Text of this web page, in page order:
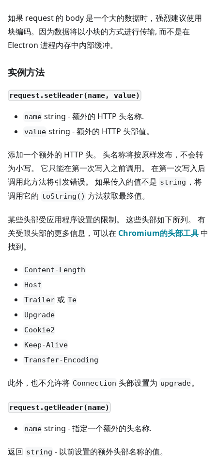
如果 request 的 body 是一个大的数据时，强烈建议使用
块编码。因为数据将以小块的方式进行传输, 而不是在
Electron 进程内存中内部缓冲。
实例方法
request.setHeader(name, value)
name string - 额外的 HTTP 头名称.
value string - 额外的 HTTP 头部值。
添加一个额外的 HTTP 头。 头名称将按原样发布，不会转
为小写。 它只能在第一次写入之前调用。 在第一次写入后
调用此方法将引发错误。 如果传入的值不是 string ，将
调用它的 toString() 方法获取最终值。
某些头部受应用程序设置的限制。 这些头部如下所列。 有
关受限头部的更多信息，可以在 Chromium的头部工具中
找到。
Content-Length
Host
Trailer 或 Te
Upgrade
Cookie2
Keep-Alive
Transfer-Encoding
此外，也不允许将 Connection 头部设置为 upgrade。
request.getHeader(name)
name string - 指定一个额外的头名称.
返回 string - 以前设置的额外头部名称的值。